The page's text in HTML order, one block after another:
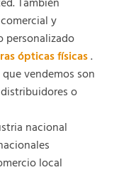
También
y
personalizado
ópticas físicas.
vendemos son
o
nacional
local